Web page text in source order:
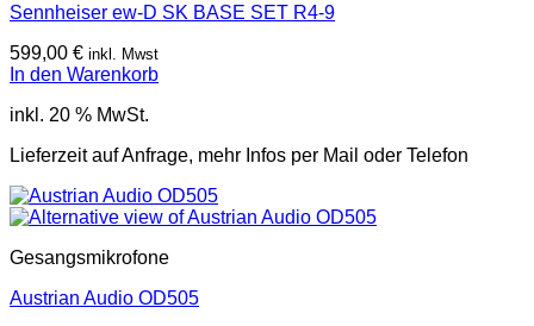
Sennheiser ew-D SK BASE SET R4-9
599,00 € inkl. Mwst
In den Warenkorb
inkl. 20 % MwSt.
Lieferzeit auf Anfrage, mehr Infos per Mail oder Telefon
Gesangsmikrofone
Austrian Audio OD505